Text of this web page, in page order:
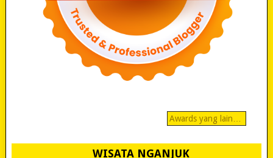
Awards yang lain…
WISATA NGANJUK